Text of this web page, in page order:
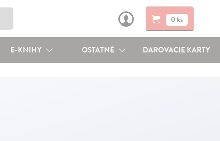
0 ks
E-KNIHY OSTATNÉ DAROVACIE KARTY